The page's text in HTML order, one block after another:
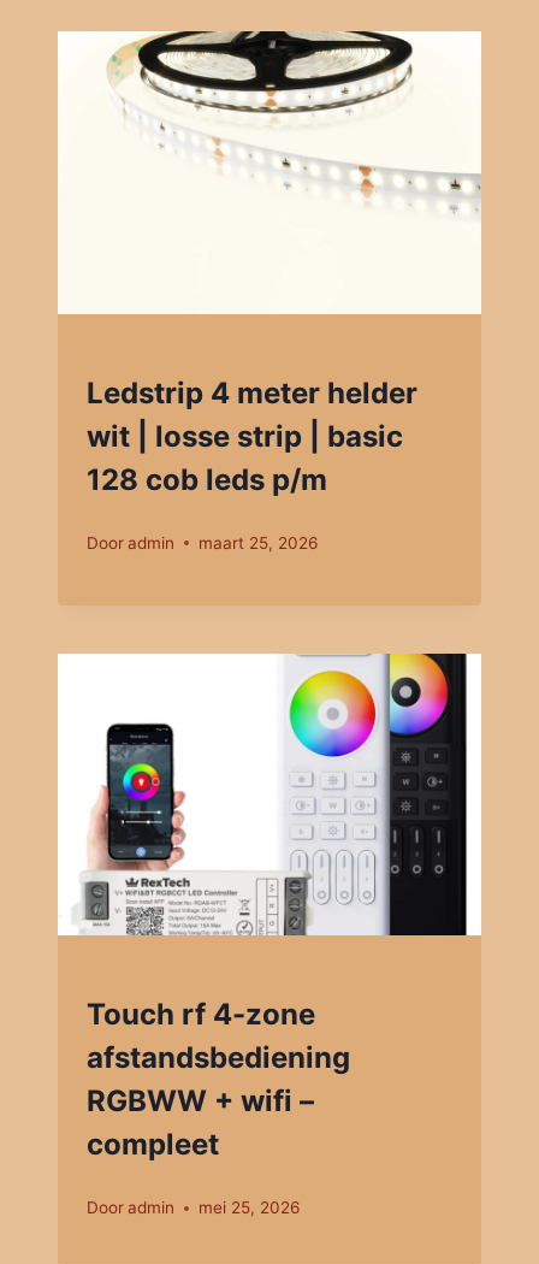
Ledstrip 4 meter helder
wit | losse strip | basic
128 cob leds p/m
Dooradmin maart 25, 2026
Touch rf 4-zone
afstandsbediening
RGBWW + wifi –
compleet
Dooradmin mei 25, 2026